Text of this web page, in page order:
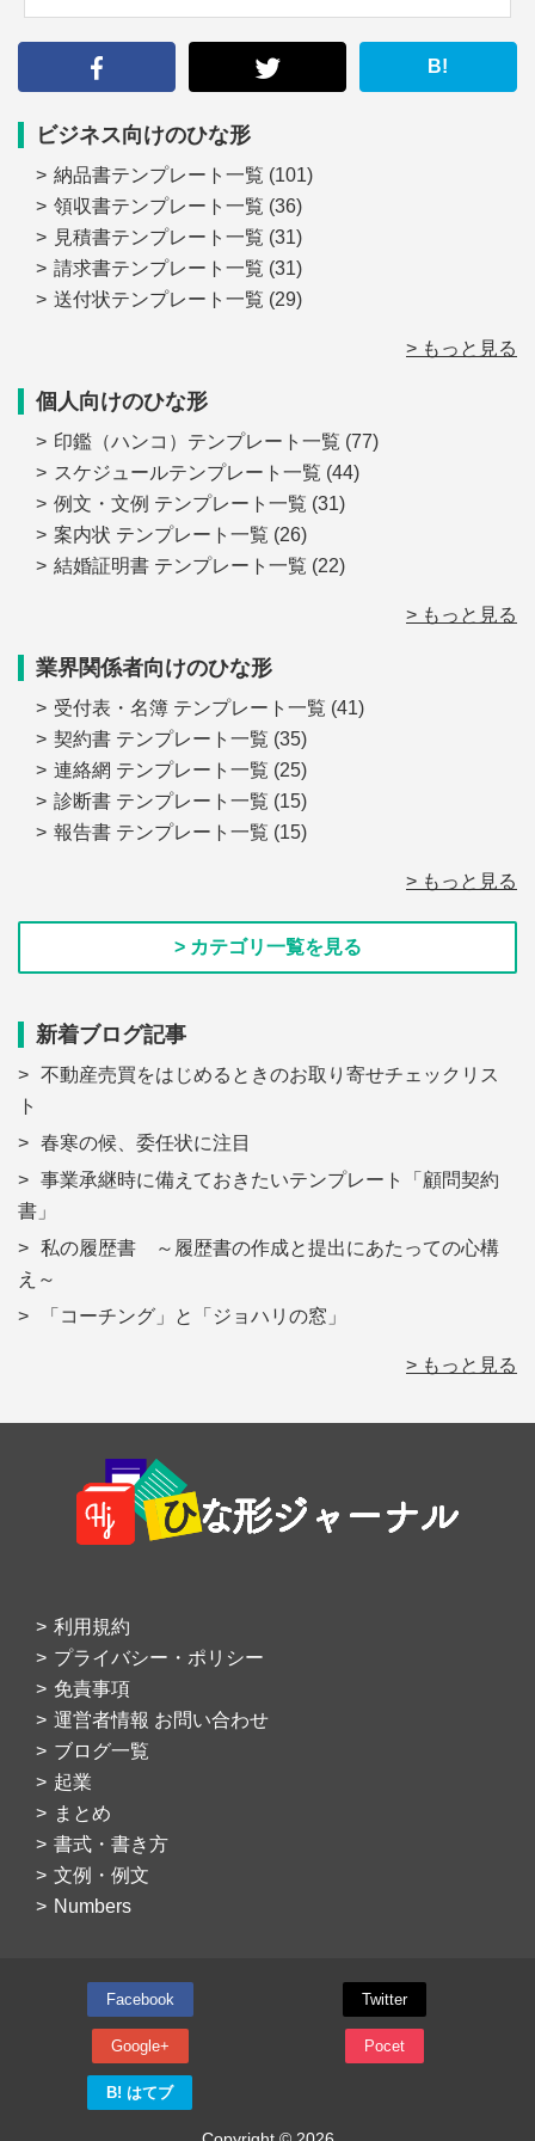
B!
ビジネス向けのひな形
納品書テンプレート一覧 (101)
領収書テンプレート一覧 (36)
見積書テンプレート一覧 (31)
請求書テンプレート一覧 (31)
送付状テンプレート一覧 (29)
> もっと見る
個人向けのひな形
印鑑（ハンコ）テンプレート一覧 (77)
スケジュールテンプレート一覧 (44)
例文・文例 テンプレート一覧 (31)
案内状 テンプレート一覧 (26)
結婚証明書 テンプレート一覧 (22)
> もっと見る
業界関係者向けのひな形
受付表・名簿 テンプレート一覧 (41)
契約書 テンプレート一覧 (35)
連絡網 テンプレート一覧 (25)
診断書 テンプレート一覧 (15)
報告書 テンプレート一覧 (15)
> もっと見る
> カテゴリ一覧を見る
新着ブログ記事
不動産売買をはじめるときのお取り寄せチェックリス
ト
春寒の候、委任状に注目
事業承継時に備えておきたいテンプレート「顧問契約
書」
私の履歴書 ～履歴書の作成と提出にあたっての心構
え～
「コーチング」と「ジョハリの窓」
> もっと見る
Footer
利用規約
プライバシー・ポリシー
免責事項
運営者情報 お問い合わせ
ブログ一覧
起業
まとめ
書式・書き方
文例・例文
Numbers
Facebook Twitter
Google+ Pocet
B! はてブ